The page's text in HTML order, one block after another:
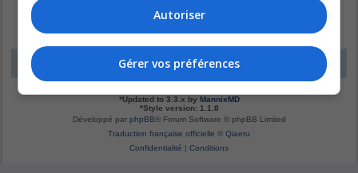
LE DOMAINE BLEU Fuseau horaire sur UTC-04:00
*Updated to 3.3.x by MannixMD
*Style version: 1.1.8
Développé par phpBB® Forum Software © phpBB Limited
Traduction française officielle © Qiaeru
Confidentialité | Conditions
Autoriser
Gérer vos préférences